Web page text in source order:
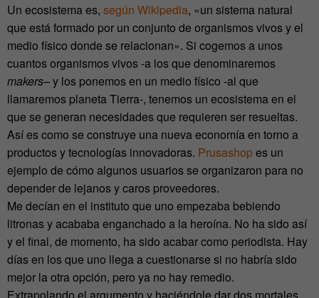
Un ecosistema es, según Wikipedia, «un sistema natural
que está formado por un conjunto de organismos vivos y el
medio físico donde se relacionan». Si cogemos a unos
cuantos organismos vivos -a los que denominaremos
makers– y los ponemos en un medio físico -al que
llamaremos planeta Tierra-, tenemos un ecosistema en el
que se generan necesidades que requieren ser resueltas.
Así es como se construye una nueva economía en torno a
productos y tecnologías innovadoras. Prusashopes un
ejemplo de cómo algunos usuarios se organizaron para no
depender de lejanos y caros proveedores.
Me decían en el instituto que uno empezaba bebiendo
litronas y acababa enganchado a la heroína. No ha sido así
y el final, de momento, ha sido acabar como periodista. Hay
días en los que uno llega a cuestionarse si no habría sido
mejor la otra opción, pero ya no hay remedio.
Extrapolando el argumento y haciéndole dar dos mortales